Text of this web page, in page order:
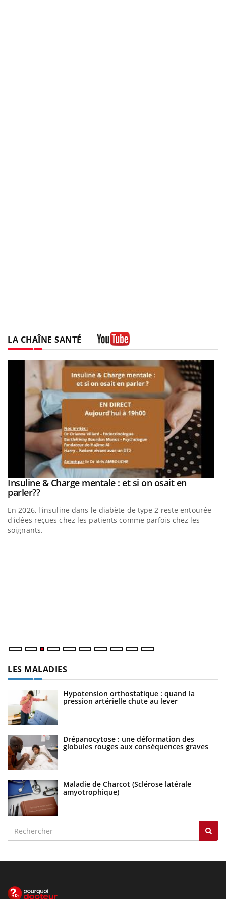
LA CHAÎNE SANTÉ
Youtube
Insuline & Charge mentale : et si on osait en
parler??Youtube
En 2026, l'insuline dans le diabète de type 2 reste entourée
d'idées reçues chez les patients comme parfois chez les
soignants.
LES MALADIES
Hypotension orthostatique : quand la
pression artérielle chute au lever
Drépanocytose : une déformation des
globules rouges aux conséquences graves
Maladie de Charcot (Sclérose latérale
amyotrophique)